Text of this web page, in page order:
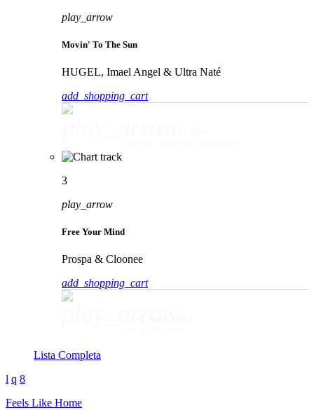
play_arrow
Movin' To The Sun
HUGEL, Imael Angel & Ultra Naté
add_shopping_cart
3
play_arrow
Free Your Mind
Prospa & Cloonee
add_shopping_cart
Lista Completa
Feels Like Home